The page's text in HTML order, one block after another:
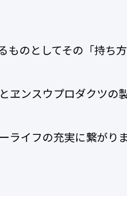
のとしてその「持ち
ンスウプロダクツの
イフの充実に繋がり